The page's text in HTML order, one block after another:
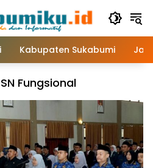
Kabupaten Sukabumi
Fungsional